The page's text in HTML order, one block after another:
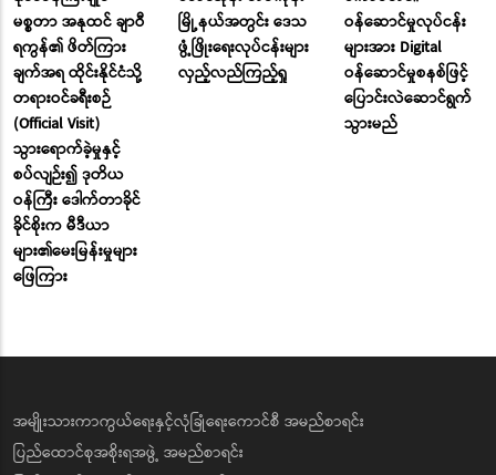
မစ္စတာ အနုထင် ချာဝီ
ရကွန်၏ ဖိတ်ကြား
ချက်အရ ထိုင်းနိုင်ငံသို့
တရားဝင်ခရီးစဉ်
(Official Visit)
သွားရောက်ခဲ့မှုနှင့်
စပ်လျဉ်း၍ ဒုတိယ
ဝန်ကြီး ဒေါက်တာခိုင်
ခိုင်စိုးက မီဒီယာ
များ၏မေးမြန်းမှုများ
ဖြေကြား
မြို့နယ်အတွင်း ဒေသ
ဖွံ့ဖြိုးရေးလုပ်ငန်းများ
လှည့်လည်ကြည့်ရှု
ဝန်ဆောင်မှုလုပ်ငန်း
များအား Digital
ဝန်ဆောင်မှုစနစ်ဖြင့်
ပြောင်းလဲဆောင်ရွက်
သွားမည်
အမျိုးသားကာကွယ်ရေးနှင့်လုံခြုံရေးကောင်စီ အမည်စာရင်း
ပြည်ထောင်စုအစိုးရအဖွဲ့ အမည်စာရင်း